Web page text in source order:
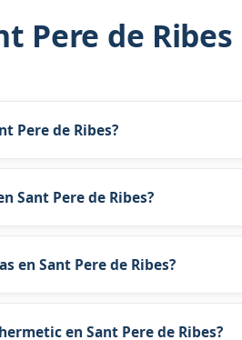
Pere de Ribes
Pere de Ribes?
Sant Pere de Ribes?
en Sant Pere de Ribes?
en Sant Pere de Ribes?